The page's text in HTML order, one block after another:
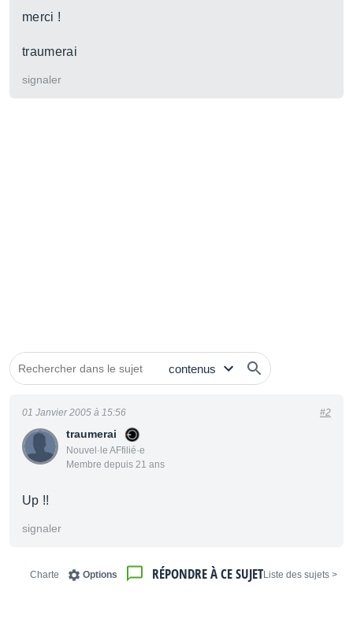
merci !
traumerai
signaler
traumerai
Nouvel·le AFfilié·e
Membre depuis 21 ans
01 Janvier 2005 à 15:56 #2
Up !!
signaler
< Liste des sujets
RÉPONDRE À CE SUJET
Options
Charte